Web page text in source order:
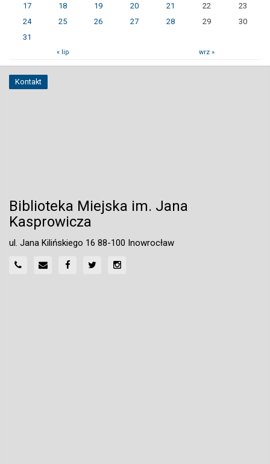
17
18 19 20 21 22
23
24
25 26 27 28 29
30
31
« lip wrz »
Kontakt
Biblioteka Miejska im. Jana
Kasprowicza
ul. Jana Kilińskiego 16 88-100 Inowrocław